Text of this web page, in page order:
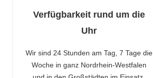
Verfügbarkeit rund um die
Uhr
Wir sind 24 Stunden am Tag, 7 Tage die
Woche in ganz Nordrhein-Westfalen